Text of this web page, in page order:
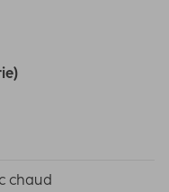
chaud